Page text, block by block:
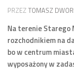
ZDM – awarie
Rada
Radni
Zarząd
PRZEZ TOMASZ
Na terenie Starego
rozchodnikiem na
bo w centrum
wyposażony w